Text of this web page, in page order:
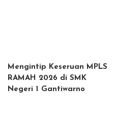
Mengintip Keseruan MPLS
RAMAH 2026 di SMK
Negeri 1 Gantiwarno